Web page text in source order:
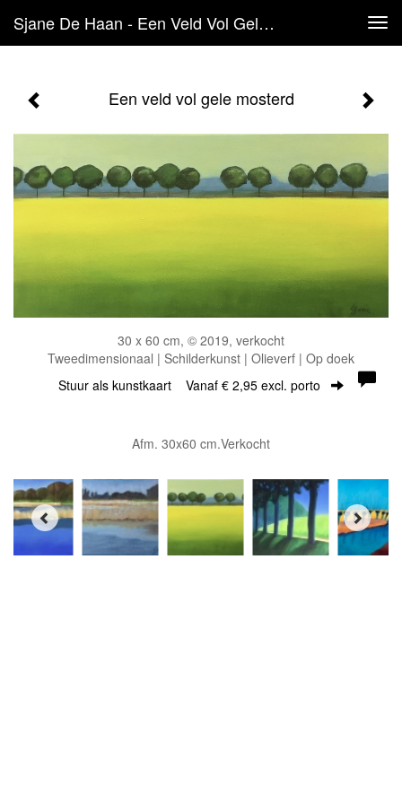
Sjane De Haan - Een Veld Vol Gele Mosterd
Een veld vol gele mosterd
30 x 60 cm, © 2019, verkocht
Tweedimensionaal | Schilderkunst | Olieverf | Op doek
Stuur als kunstkaart Vanaf € 2,95 excl. porto
Afm. 30x60 cm.Verkocht